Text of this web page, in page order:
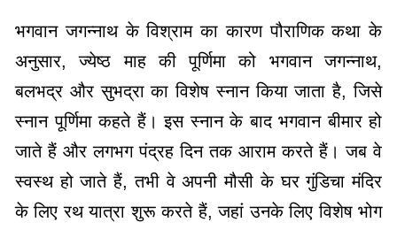
भगवान जगन्नाथ के विश्राम का कारण पौराणिक कथा के
अनुसार, ज्येष्ठ माह की पूर्णिमा को भगवान जगन्नाथ,
बलभद्र और सुभद्रा का विशेष स्नान किया जाता है, जिसे
स्नान पूर्णिमा कहते हैं। इस स्नान के बाद भगवान बीमार हो
जाते हैं और लगभग पंद्रह दिन तक आराम करते हैं। जब वे
स्वस्थ हो जाते हैं, तभी वे अपनी मौसी के घर गुंडिचा मंदिर
के लिए रथ यात्रा शुरू करते हैं, जहां उनके लिए विशेष भोग